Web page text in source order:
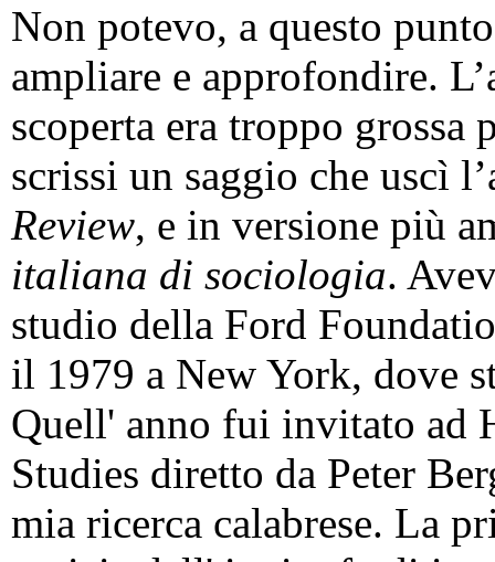
Non potevo, a questo
ampliare e approfondire.
scoperta era troppo grossa
scrissi un saggio che uscì
Review, e in versione più
italiana di sociologia.
studio della Ford
il 1979 a New York, dove
Quell' anno fui invitato ad
Studies diretto da Peter
mia ricerca calabrese. La